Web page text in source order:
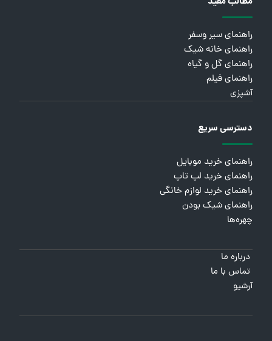
راهنمای سیر وسفر
راهنمای خانه شیک
راهنمای گل و گیاه
راهنمای فیلم
آشپزی
دسترسی سریع
راهنمای خرید موبایل
راهنمای خرید لپ تاپ
راهنمای خرید لوازم خانگی
راهنمای شیک بودن
چهره‌ها
درباره ما
تماس با ما
آرشیو